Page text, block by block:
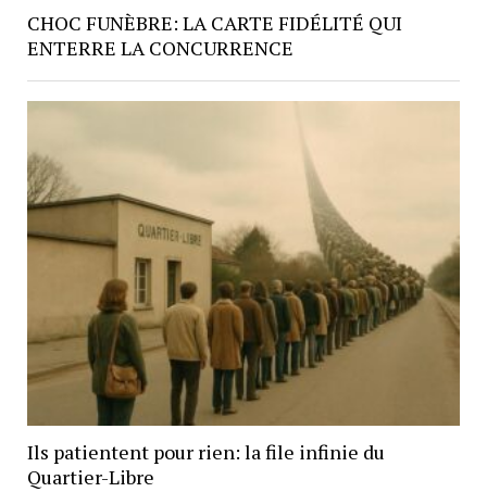
CHOC FUNÈBRE: LA CARTE FIDÉLITÉ QUI
ENTERRE LA CONCURRENCE
Ils patientent pour rien: la file infinie du
Quartier-Libre